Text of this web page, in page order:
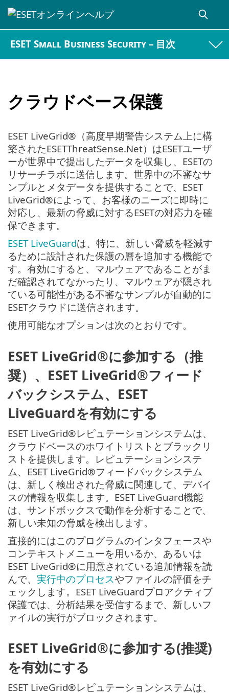
ESET Small Business Security – 目次
クラウドベース保護
ESET LiveGrid®（高度早期警告システム上に構
築されたESETThreatSense.Net）はESETユーザ
ーが世界中で提出したデータを収集し、ESETの
リサーチラボに送信します。世界中の不審なサ
ンプルとメタデータを提供することで、ESET
LiveGrid®によって、お客様のニーズに即時に
対応し、最新の脅威に対するESETの対応力を確
保できます。
ESET LiveGuardは、特に、新しい脅威を軽減す
るために設計された保護の層を追加する機能で
す。有効にすると、マルウェアであることがま
だ確認されてなかったり、マルウェアが隠され
ている可能性がある不審なサンプルが自動的に
ESETクラウドに送信されます。
使用可能なオプションは次のとおりです。
ESET LiveGrid®に参加する（推
奨）、ESET LiveGrid®フィード
バックシステム、ESET
LiveGuardを有効にする
ESET LiveGrid®レピュテーションシステムは、
クラウドベースのホワイトリストとブラックリ
ストを提供します。レピュテーションシステ
ム、ESET LiveGrid®フィードバックシステム
は、新しく検出された脅威に関連して、デバイ
スの情報を収集します。ESET LiveGuard機能
は、サンドボックスで動作を分析することで、
新しい未知の脅威を検出します。
直接的にはこのプログラムのインタフェースや
コンテキストメニューを用いるか、あるいは
ESET LiveGrid®に用意されている追加情報を読
んで、 実行中のプロセスやファイルの評価をチ
ェックします。ESET LiveGuardプロアクティブ
保護では、分析結果を受信するまで、新しいフ
ァイルの実行がブロックされます。
ESET LiveGrid®に参加する(推奨)
を有効にする
ESET LiveGrid®レピュテーションシステムは、